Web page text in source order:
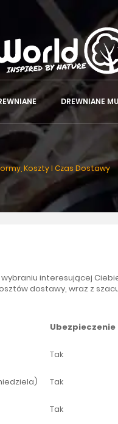
DREWNIANE
Koszty I Czas Dostawy
interesującej
dostawy, wraz z
Ubezpieczenie
Tak
Tak
Tak